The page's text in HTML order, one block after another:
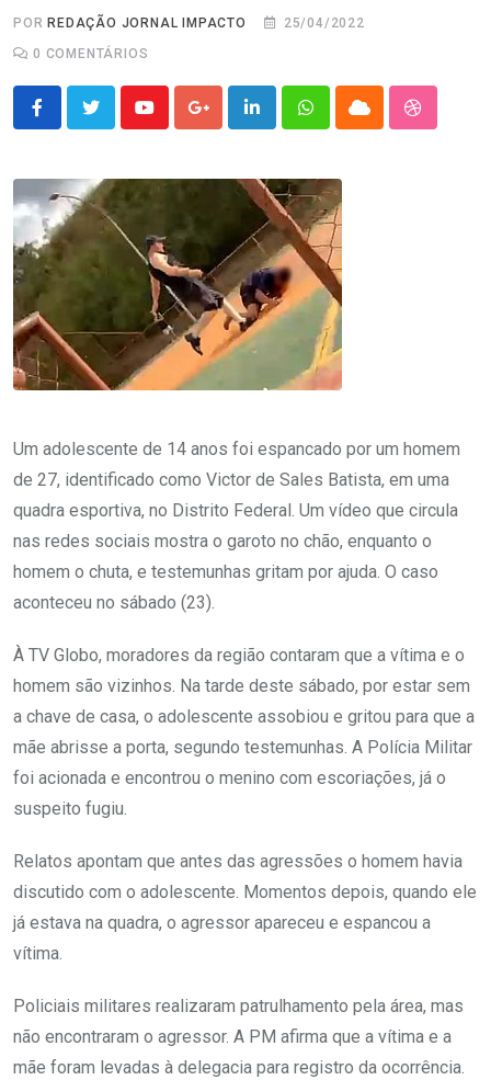
POR REDAÇÃO JORNAL IMPACTO
25/04/2022
0 COMENTÁRIOS
YoutubeGoogle+LinkedInWhatsappCloud
Um adolescente de 14 anos foi espancado por um homem
de 27, identificado como Victor de Sales Batista, em uma
quadra esportiva, no Distrito Federal. Um vídeo que circula
nas redes sociais mostra o garoto no chão, enquanto o
homem o chuta, e testemunhas gritam por ajuda. O caso
aconteceu no sábado (23).
À TV Globo, moradores da região contaram que a vítima e o
homem são vizinhos. Na tarde deste sábado, por estar sem
a chave de casa, o adolescente assobiou e gritou para que a
mãe abrisse a porta, segundo testemunhas. A Polícia Militar
foi acionada e encontrou o menino com escoriações, já o
suspeito fugiu.
Relatos apontam que antes das agressões o homem havia
discutido com o adolescente. Momentos depois, quando ele
já estava na quadra, o agressor apareceu e espancou a
vítima.
Policiais militares realizaram patrulhamento pela área, mas
não encontraram o agressor. A PM afirma que a vítima e a
mãe foram levadas à delegacia para registro da ocorrência.